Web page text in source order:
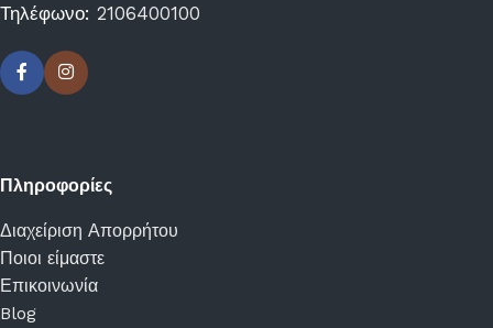
Τηλέφωνο: 2106400100
Πληροφορίες
Διαχείριση Απορρήτου
Ποιοι είμαστε
Επικοινωνία
Blog